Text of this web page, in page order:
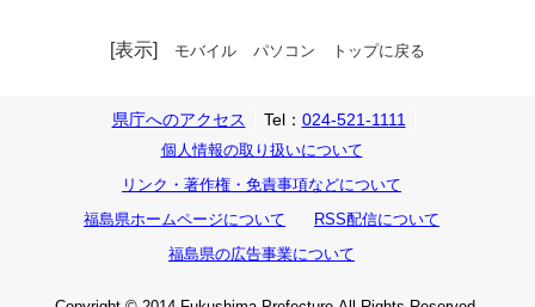
[表示] モバイル パソコン トップに戻る
県庁へのアクセス Tel： 024-521-1111
個人情報の取り扱いについて
リンク・著作権・免責事項などについて
福島県ホームページについて
RSS配信について
福島県の広告事業について